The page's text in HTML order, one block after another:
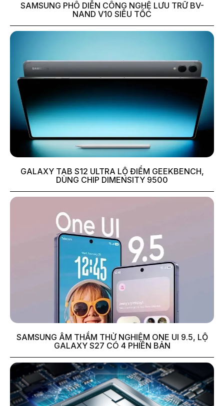
SAMSUNG PHÔ DIỄN CÔNG NGHỆ LƯU TRỮ BV-
NAND V10 SIÊU TỐC
GALAXY TAB S12 ULTRA LỘ ĐIỂM GEEKBENCH,
DÙNG CHIP DIMENSITY 9500
SAMSUNG ÂM THẦM THỬ NGHIỆM ONE UI 9.5, LỘ
GALAXY S27 CÓ 4 PHIÊN BẢN